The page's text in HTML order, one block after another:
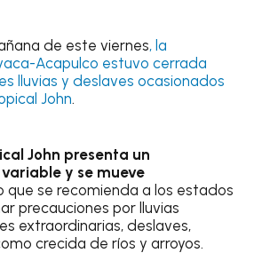
de este viernes, la
Acapulco estuvo cerrada
lluvias y deslaves ocasionados
John.
John presenta un
y se mueve
que se recomienda a los estados
precauciones por lluvias
extraordinarias, deslaves,
crecida de ríos y arroyos.